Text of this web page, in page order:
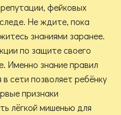
фейковых
Не ждите, пока
знаниями заранее.
по защите своего
Именно знание правил
сети позволяет ребёнку
признаки
лёгкой мишенью для